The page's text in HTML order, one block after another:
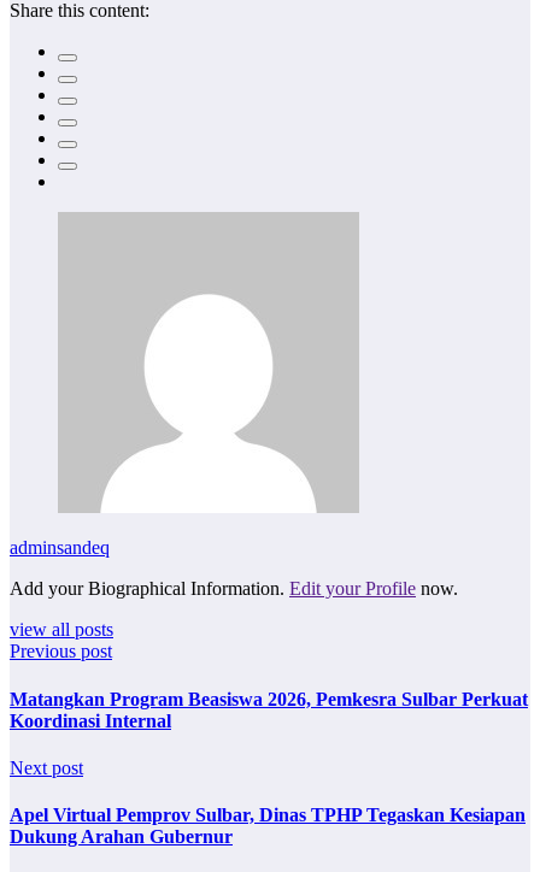
Share this content:
adminsandeq
Add your Biographical Information. Edit your Profile now.
view all posts
Previous post
Matangkan Program Beasiswa 2026, Pemkesra Sulbar Perkuat
Koordinasi Internal
Next post
Apel Virtual Pemprov Sulbar, Dinas TPHP Tegaskan Kesiapan
Dukung Arahan Gubernur